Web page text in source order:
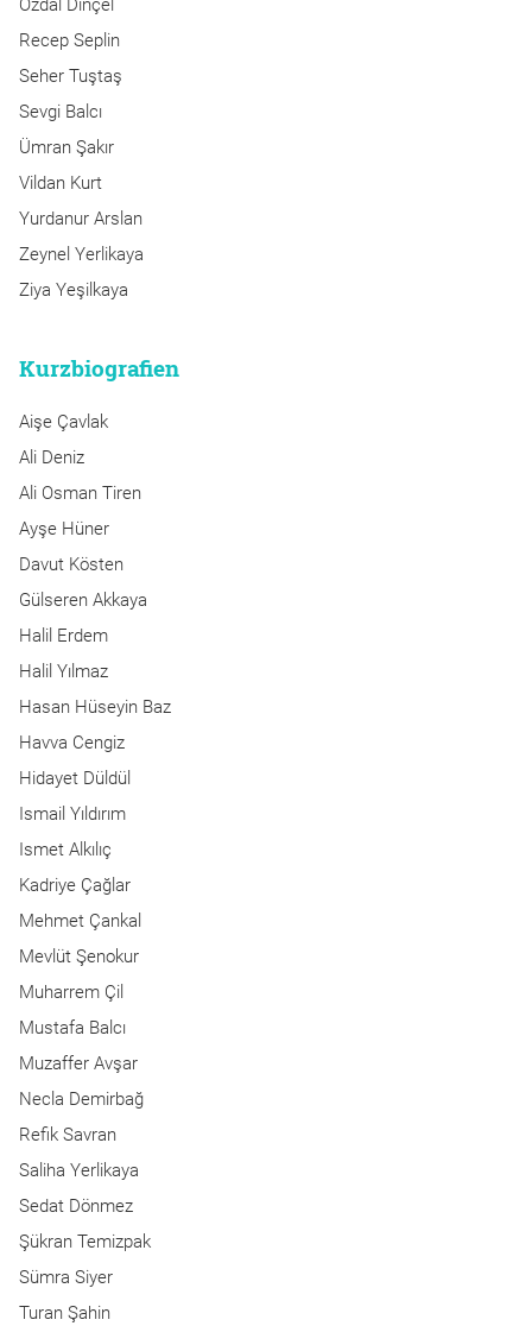
Özdal Dinçel
Recep Seplin
Seher Tuştaş
Sevgi Balcı
Ümran Şakır
Vildan Kurt
Yurdanur Arslan
Zeynel Yerlikaya
Ziya Yeşilkaya
Kurzbiografien
Aişe Çavlak
Ali Deniz
Ali Osman Tiren
Ayşe Hüner
Davut Kösten
Gülseren Akkaya
Halil Erdem
Halil Yılmaz
Hasan Hüseyin Baz
Havva Cengiz
Hidayet Düldül
Ismail Yıldırım
Ismet Alkılıç
Kadriye Çağlar
Mehmet Çankal
Mevlüt Şenokur
Muharrem Çil
Mustafa Balcı
Muzaffer Avşar
Necla Demirbağ
Refik Savran
Saliha Yerlikaya
Sedat Dönmez
Şükran Temizpak
Sümra Siyer
Turan Şahin